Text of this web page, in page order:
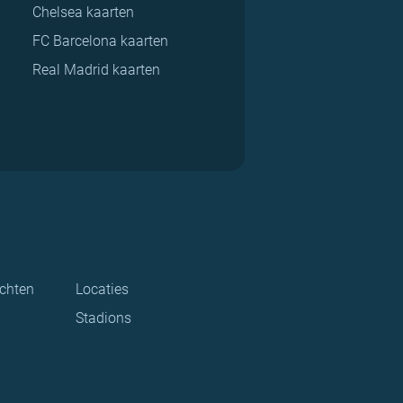
Chelsea kaarten
FC Barcelona kaarten
Real Madrid kaarten
Locaties
Stadions